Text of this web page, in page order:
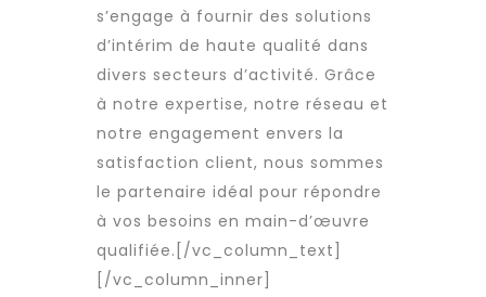
s’engage à fournir des solutions
d’intérim de haute qualité dans
divers secteurs d’activité. Grâce
à notre expertise, notre réseau et
notre engagement envers la
satisfaction client, nous sommes
le partenaire idéal pour répondre
à vos besoins en main-d’œuvre
qualifiée.[/vc_column_text]
[/vc_column_inner]